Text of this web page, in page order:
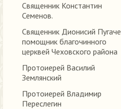
Священник Константин
Семенов.
Священник Дионисий
помощник благочинного
церквей Чеховского района
Протоиерей Василий
Землянский
Протоиерей Владимир
Переслегин